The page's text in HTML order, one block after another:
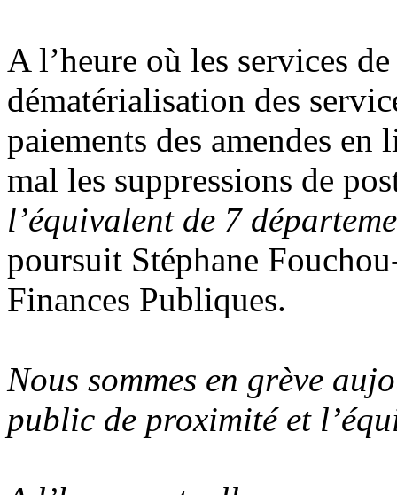
A l’heure où les services
dématérialisation des
paiements des amendes
mal les suppressions de
l’équivalent de 7
poursuit Stéphane
Finances Publiques.
Nous sommes en grève
public de proximité et